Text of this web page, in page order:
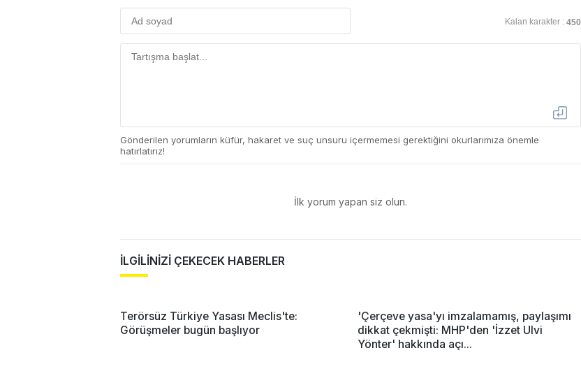
Kalan karakter : 450
Gönderilen yorumların küfür, hakaret ve suç unsuru içermemesi gerektiğini okurlarımıza önemle
hatırlatırız!
İlk yorum yapan siz olun.
İLGİLİNİZİ ÇEKECEK HABERLER
Terörsüz Türkiye Yasası Meclis'te:
Görüşmeler bugün başlıyor
'Çerçeve yasa'yı imzalamamış, paylaşımı
dikkat çekmişti: MHP'den 'İzzet Ulvi
Yönter' hakkında açı...